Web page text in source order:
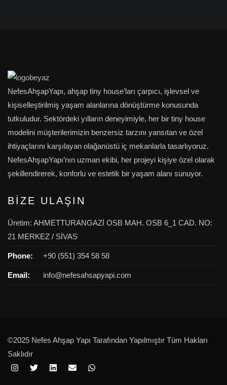
NefesAhşapYapı, ahşap tiny house’ları çarpıcı, işlevsel ve
kişiselleştirilmiş yaşam alanlarına dönüştürme konusunda
tutkuludur. Sektördeki yılların deneyimiyle, her bir tiny house
modelini müşterilerimizin benzersiz tarzını yansıtan ve özel
ihtiyaçlarını karşılayan olağanüstü iç mekanlarla tasarlıyoruz.
NefesAhşapYapı’nın uzman ekibi, her projeyi kişiye özel olarak
şekillendirerek, konforlu ve estetik bir yaşam alanı sunuyor.
BİZE ULAŞIN
Üretim: AHMETTURANGAZİ OSB MAH. OSB 6_1 CAD. NO:
21 MERKEZ / SİVAS
Phone: +90 (551) 354 58 58
Email: info@nefesahsapyapi.com
©2025 Nefes Ahşap Yapı Tarafından Yapılmıştır Tüm Hakları
Saklıdır